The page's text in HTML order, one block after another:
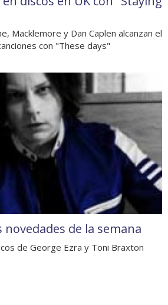
Macklemore y Dan Caplen alcanzan el
con "These days"
novedades de la semana
de George Ezra y Toni Braxton